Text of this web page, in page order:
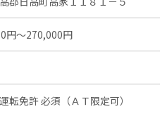
円〜270,000円
転免許 必須（ＡＴ限定可）